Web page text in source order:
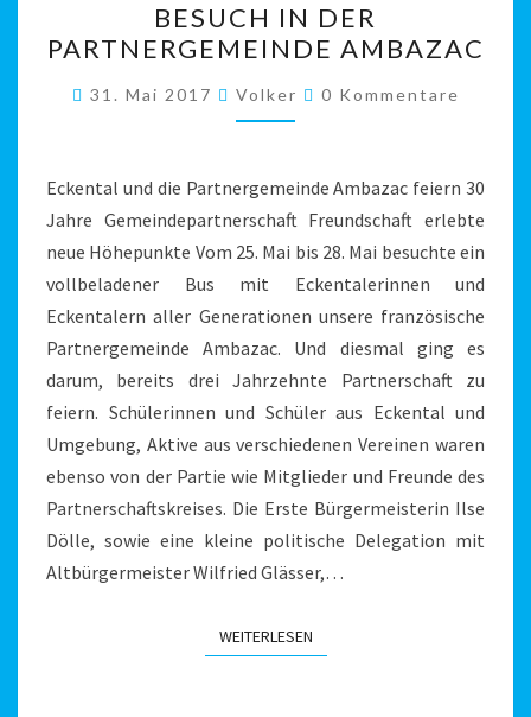
IN
DER
PARTNERGEMEINDE
AMBAZAC
BESUCH IN DER
PARTNERGEMEINDE AMBAZAC
31. Mai 2017 Volker Kommentare
0 Kommentare
Eckental und die Partnergemeinde Ambazac feiern 30
Jahre Gemeindepartnerschaft Freundschaft erlebte
neue Höhepunkte Vom 25. Mai bis 28. Mai besuchte ein
vollbeladener Bus mit Eckentalerinnen und
Eckentalern aller Generationen unsere französische
Partnergemeinde Ambazac. Und diesmal ging es
darum, bereits drei Jahrzehnte Partnerschaft zu
feiern. Schülerinnen und Schüler aus Eckental und
Umgebung, Aktive aus verschiedenen Vereinen waren
ebenso von der Partie wie Mitglieder und Freunde des
Partnerschaftskreises. Die Erste Bürgermeisterin Ilse
Dölle, sowie eine kleine politische Delegation mit
Altbürgermeister Wilfried Glässer,…
WEITERLESENWEITERLESEN